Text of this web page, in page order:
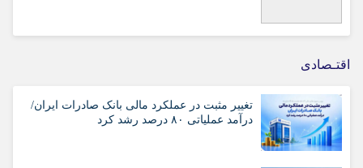
اقتـصادی
تغییر مثبت در عملکرد مالی بانک صادرات ایران/
درآمد عملیاتی ۸۰ درصد رشد کرد